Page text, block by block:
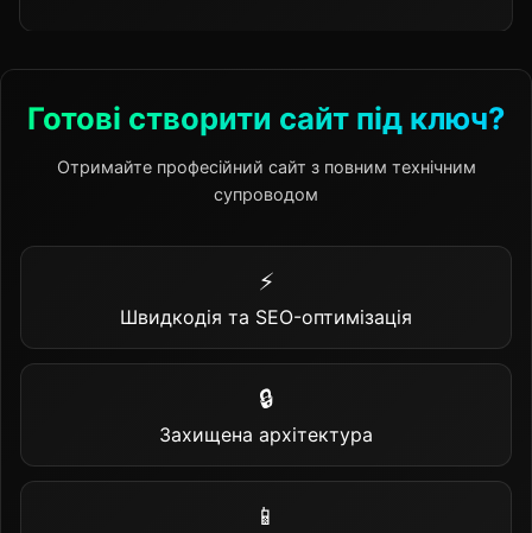
Готові створити сайт під ключ?
Отримайте професійний сайт з повним технічним
супроводом
⚡
Швидкодія та SEO-оптимізація
🔒
Захищена архітектура
📱